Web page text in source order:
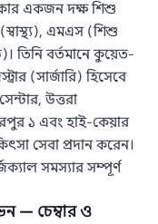
একজন দক্ষ শিশু
এমএস (শিশু
তিনি বর্তমানে কুয়েত-
(সার্জারি) হিসেবে
উত্তরা
১ এবং হাই-কেয়ার
সেবা প্রদান করেন।
সমস্যার সম্পূর্ণ
— চেম্বার ও